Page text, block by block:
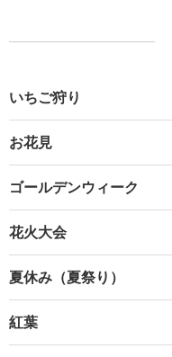
いちご狩り
お花見
ゴールデンウィーク
花火大会
夏休み（夏祭り）
紅葉